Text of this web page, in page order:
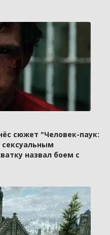
сюжет "Человек-паук:
назвал боем с